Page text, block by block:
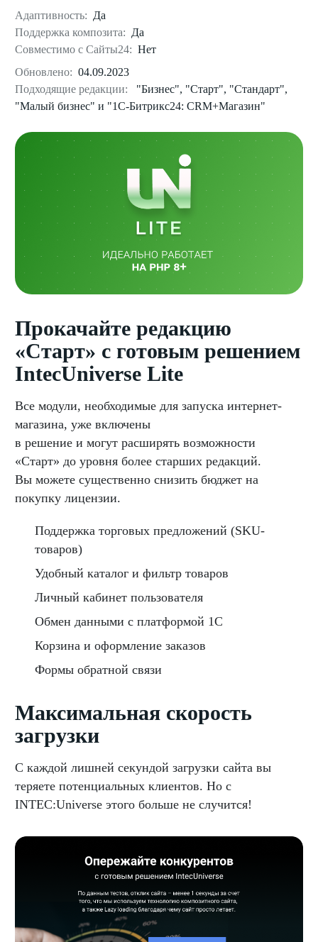
Адаптивность: Да
Поддержка композита: Да
Совместимо с Сайты24: Нет
Обновлено: 04.09.2023
Подходящие редакции:
"Бизнес", "Старт", "Стандарт",
"Малый бизнес" и "1С-Битрикс24: CRM+Магазин"
Прокачайте редакцию
«Старт» с готовым решением
IntecUniverse Lite
Все модули, необходимые для запуска интернет-
магазина, уже включены
в решение и могут расширять возможности
«Старт» до уровня более старших редакций.
Вы можете существенно снизить бюджет на
покупку лицензии.
Поддержка торговых предложений (SKU-
товаров)
Удобный каталог и фильтр товаров
Личный кабинет пользователя
Обмен данными с платформой 1С
Корзина и оформление заказов
Формы обратной связи
Максимальная скорость
загрузки
С каждой лишней секундой загрузки сайта вы
теряете потенциальных клиентов. Но с
INTEC:Universe этого больше не случится!